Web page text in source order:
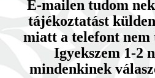
E-mailen tudom
tájékoztatást
miatt a telefont nem
Igyekszem 1-2
mindenkinek